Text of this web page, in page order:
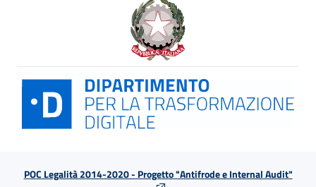
POC Legalità 2014-2020 - Progetto "Antifrode e Internal Audit"